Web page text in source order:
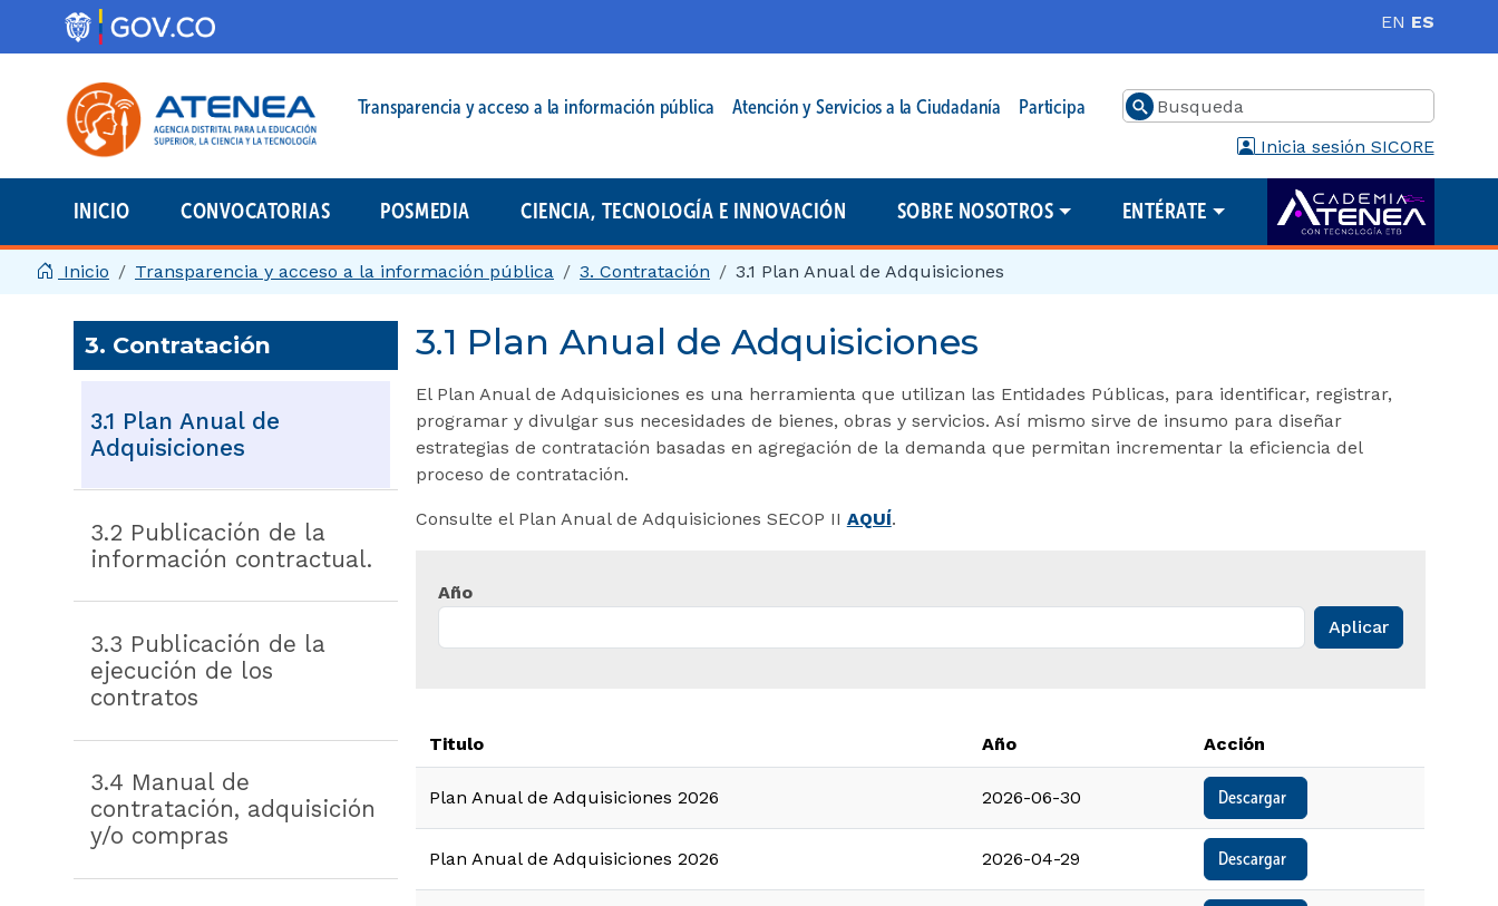
Pasar al contenido principal EN ES
Transparencia y acceso a la información pública Atención y Servicios a la Ciudadanía Participa Buscar
Inicia sesión SICORE
Menú principal | 2025
INICIO CONVOCATORIAS POSMEDIA CIENCIA, TECNOLOGÍA E INNOVACIÓN SOBRE NOSOTROS ENTÉRATE
Inicio Transparencia y acceso a la información pública 3. Contratación 3.1 Plan Anual de Adquisiciones
3. Contratación
3.1 Plan Anual de
Adquisiciones
3.2 Publicación de la
información contractual.
3.3 Publicación de la
ejecución de los
contratos
3.4 Manual de
contratación, adquisición
y/o compras
3.1 Plan Anual de Adquisiciones
El Plan Anual de Adquisiciones es una herramienta que utilizan las Entidades Públicas, para identificar, registrar,
programar y divulgar sus necesidades de bienes, obras y servicios. Así mismo sirve de insumo para diseñar
estrategias de contratación basadas en agregación de la demanda que permitan incrementar la eficiencia del
proceso de contratación.
Consulte el Plan Anual de Adquisiciones SECOP II AQUÍ.
Año
Titulo Año Acción
Plan Anual de Adquisiciones 2026 2026-06-30 Descargar
Plan Anual de Adquisiciones 2026 2026-04-29 Descargar